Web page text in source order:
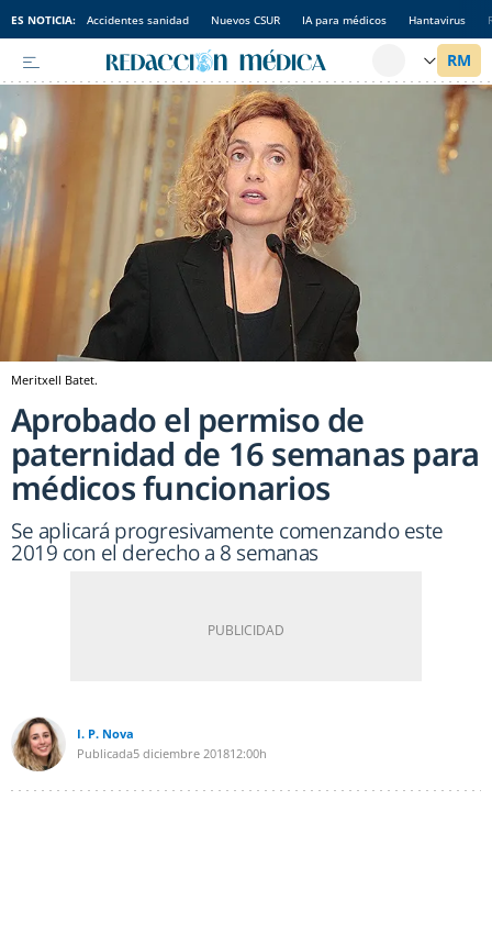
ES NOTICIA: Accidentes sanidad Nuevos CSUR IA para médicos Hantavirus
Meritxell Batet.
Aprobado el permiso de
paternidad de 16 semanas para
médicos funcionarios
Se aplicará progresivamente comenzando este
2019 con el derecho a 8 semanas
I. P. Nova
Publicada5 diciembre 201812:00h